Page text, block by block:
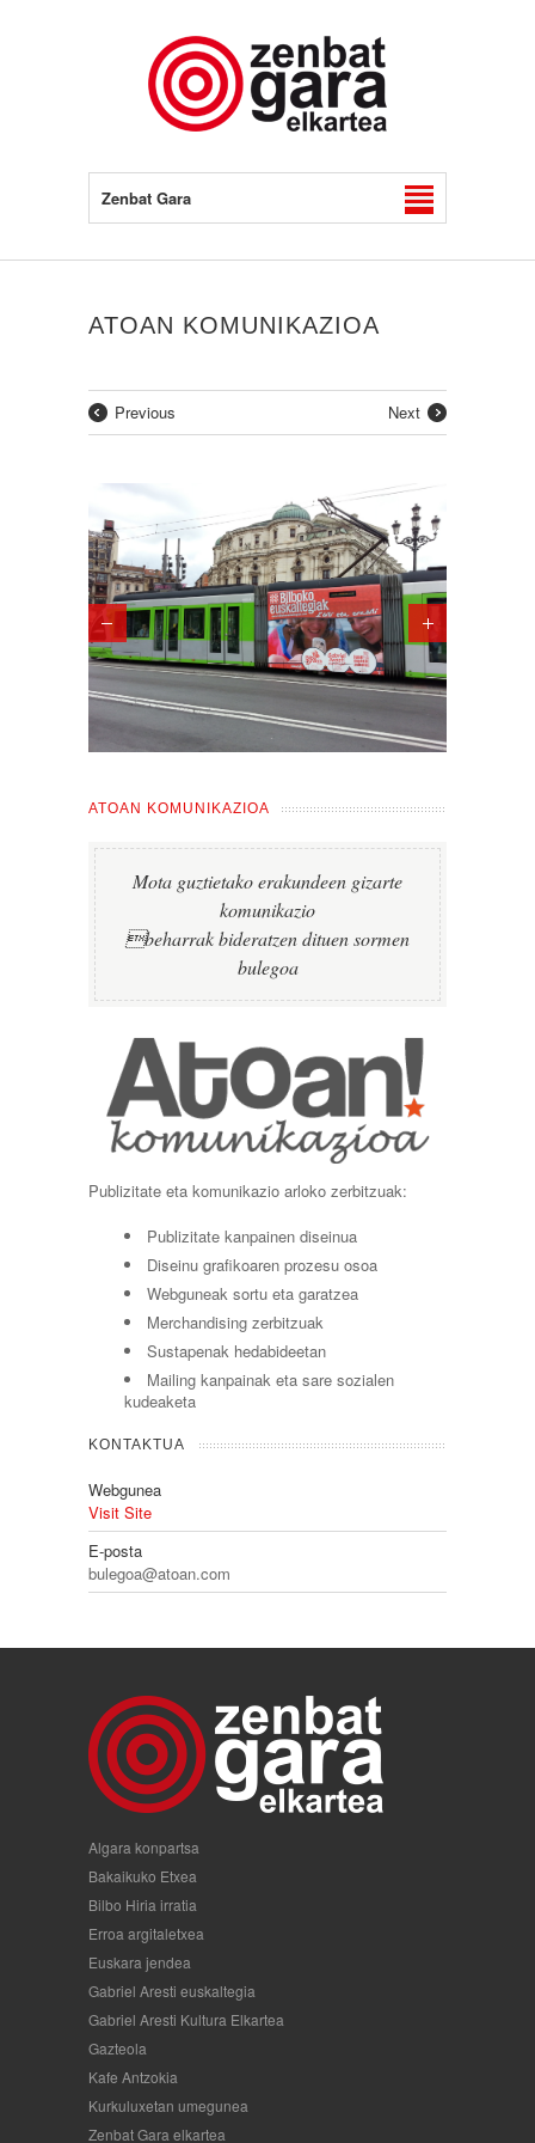
Zenbat Gara
ATOAN KOMUNIKAZIOA
Next
Previous
ATOAN KOMUNIKAZIOA
Mota guztietako erakundeen gizarte
komunikazio
beharrak bideratzen dituen sormen
bulegoa
Publizitate eta komunikazio arloko zerbitzuak:
Publizitate kanpainen diseinua
Diseinu grafikoaren prozesu osoa
Webguneak sortu eta garatzea
Merchandising zerbitzuak
Sustapenak hedabideetan
Mailing kanpainak eta sare sozialen
kudeaketa
KONTAKTUA
Webgunea
Visit Site
E-posta
bulegoa@atoan.com
Algara konpartsa
Bakaikuko Etxea
Bilbo Hiria irratia
Erroa argitaletxea
Euskara jendea
Gabriel Aresti euskaltegia
Gabriel Aresti Kultura Elkartea
Gazteola
Kafe Antzokia
Kurkuluxetan umegunea
Zenbat Gara elkartea